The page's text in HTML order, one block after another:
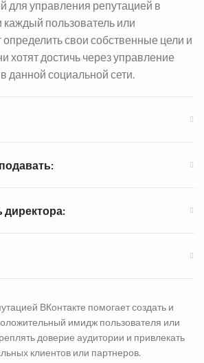
для управления репутацией в
каждый пользователь или
определить свои собственные цели и
хотят достичь через управление
данной социальной сети.
директора:
ВКонтакте помогает создать и
имидж пользователя или
доверие аудитории и привлекать
клиентов или партнеров.